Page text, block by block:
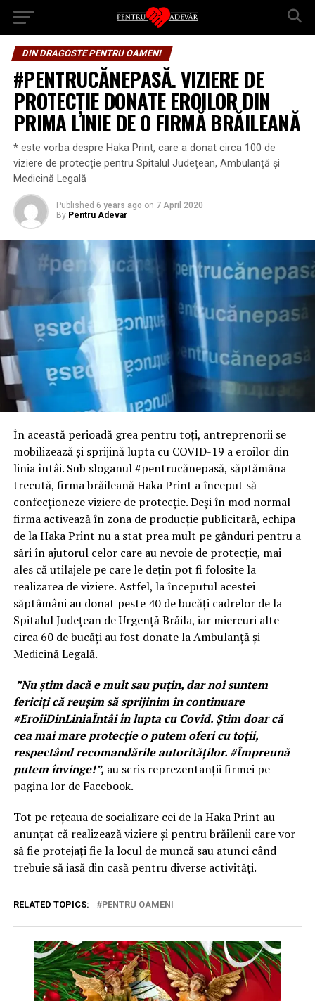
DIN DRAGOSTE PENTRU OAMENI
#PENTRUCĂNEPASĂ. VIZIERE DE
PROTECȚIE DONATE EROILOR DIN
PRIMA LINIE DE O FIRMĂ BRĂILEANĂ
* este vorba despre Haka Print, care a donat circa 100 de
viziere de protecție pentru Spitalul Județean, Ambulanță și
Medicină Legală
Published 6 years ago on 7 April 2020
By Pentru Adevar
În această perioadă grea pentru toți, antreprenorii se
mobilizează și sprijină lupta cu COVID-19 a eroilor din
linia întâi. Sub sloganul #pentrucănepasă, săptămâna
trecută, firma brăileană Haka Print a început să
confecționeze viziere de protecție. Deși în mod normal
firma activează în zona de producție publicitară, echipa
de la Haka Print nu a stat prea mult pe gânduri pentru a
sări în ajutorul celor care au nevoie de protecție, mai
ales că utilajele pe care le dețin pot fi folosite la
realizarea de viziere. Astfel, la începutul acestei
săptâmâni au donat peste 40 de bucăți cadrelor de la
Spitalul Județean de Urgență Brăila, iar miercuri alte
circa 60 de bucăți au fost donate la Ambulanță și
Medicină Legală.
”Nu știm dacă e mult sau puțin, dar noi suntem
fericiți că reușim să sprijinim în continuare
#EroiiDinLiniaÎntâi în lupta cu Covid. Știm doar că
cea mai mare protecție o putem oferi cu toții,
respectând recomandările autorităților. #Împreună
putem învinge!”, au scris reprezentanții firmei pe
pagina lor de Facebook.
Tot pe rețeaua de socializare cei de la Haka Print au
anunțat că realizează viziere și pentru brăilenii care vor
să fie protejați fie la locul de muncă sau atunci când
trebuie să iasă din casă pentru diverse activități.
RELATED TOPICS: PENTRU OAMENI